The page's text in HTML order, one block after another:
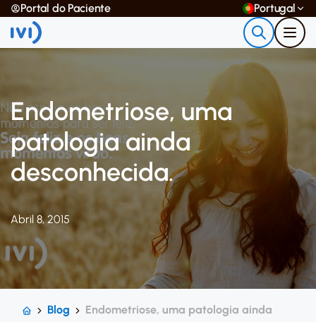
Portal do Paciente Portugal
Endometriose, uma
patologia ainda
desconhecida.
Abril 8, 2015
Blog
Endometriose, uma patologia ainda